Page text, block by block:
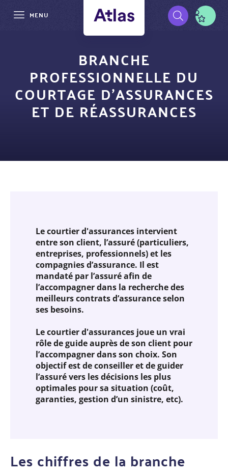
MENU
Pré-
navigation
BRANCHE
PROFESSIONNELLE DU
COURTAGE D’ASSURANCES
ET DE RÉASSURANCES
Le courtier d'assurances intervient
entre son client, l’assuré (particuliers,
entreprises, professionnels) et les
compagnies d’assurance. Il est
mandaté par l’assuré afin de
l’accompagner dans la recherche des
meilleurs contrats d’assurance selon
ses besoins.
Le courtier d'assurances joue un vrai
rôle de guide auprès de son client pour
l’accompagner dans son choix. Son
objectif est de conseiller et de guider
l’assuré vers les décisions les plus
optimales pour sa situation (coût,
garanties, gestion d’un sinistre, etc).
Les chiffres de la branche